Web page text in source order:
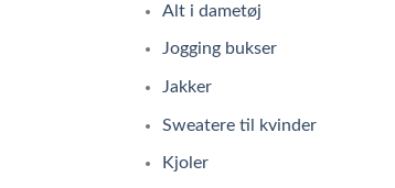
Alt i dametøj
Jogging bukser
Jakker
Sweatere til kvinder
Kjoler